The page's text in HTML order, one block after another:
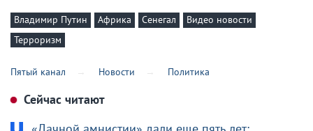
Владимир Путин Африка Сенегал
Видео новости
Терроризм
Пятый канал Новости Политика
Сейчас читают